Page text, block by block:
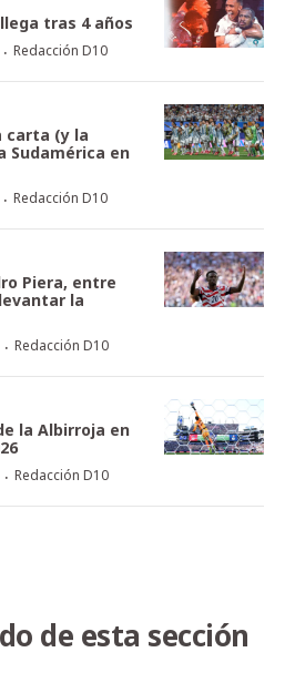
tras 4 años
· Redacción D10
carta (y la
Sudamérica en
· Redacción D10
Piera, entre
la
· Redacción D10
la Albirroja en
· Redacción D10
de esta sección